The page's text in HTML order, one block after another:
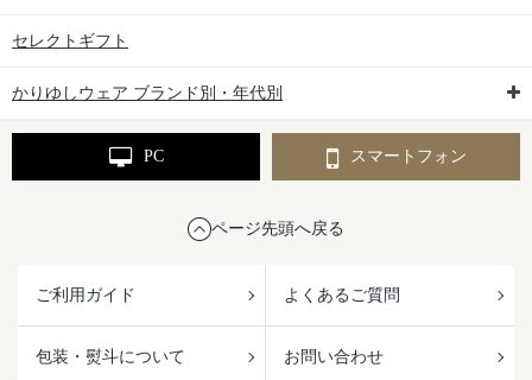
セレクトギフト
かりゆしウェア ブランド別・年代別
PC スマートフォン
ページ先頭へ戻る
ご利用ガイド よくあるご質問
包装・熨斗について お問い合わせ